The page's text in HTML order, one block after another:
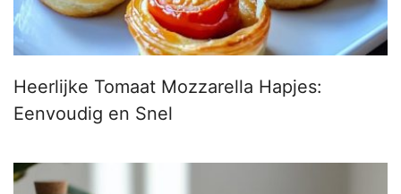
Heerlijke Tomaat Mozzarella Hapjes:
Eenvoudig en Snel